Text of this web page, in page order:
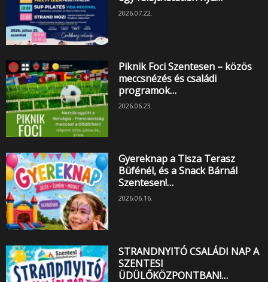
2026.07.22.
Piknik Foci Szentesen – közös
meccsnézés és családi
programok…
2026.06.23.
Gyereknap a Tisza Terasz
Büfénél, és a Snack Bárnál
Szentesen!…
2026.06.16.
STRANDNYITÓ CSALÁDI NAP A
SZENTESI
ÜDÜLŐKÖZPONTBAN!…